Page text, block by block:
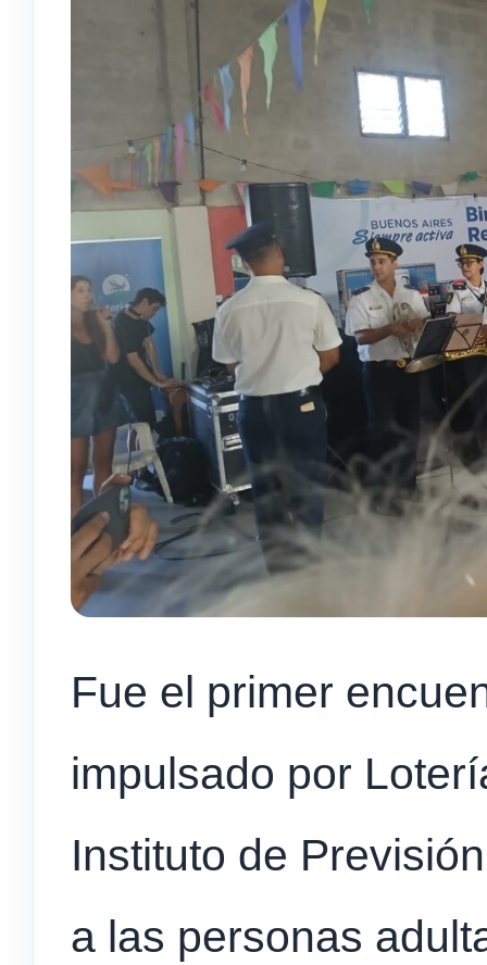
Fue el primer
impulsado por
Instituto de
a las personas